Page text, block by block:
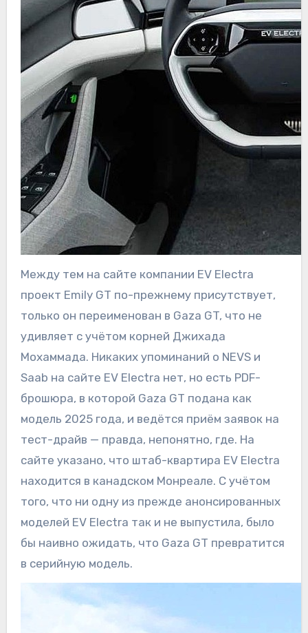
Между тем на сайте компании EV Electra
проект Emily GT по-прежнему присутствует,
только он переименован в Gaza GT, что не
удивляет с учётом корней Джихада
Мохаммада. Никаких упоминаний о NEVS и
Saab на сайте EV Electra нет, но есть PDF-
брошюра, в которой Gaza GT подана как
модель 2025 года, и ведётся приём заявок на
тест-драйв — правда, непонятно, где. На
сайте указано, что штаб-квартира EV Electra
находится в канадском Монреале. С учётом
того, что ни одну из прежде анонсированных
моделей EV Electra так и не выпустила, было
бы наивно ожидать, что Gaza GT превратится
в серийную модель.